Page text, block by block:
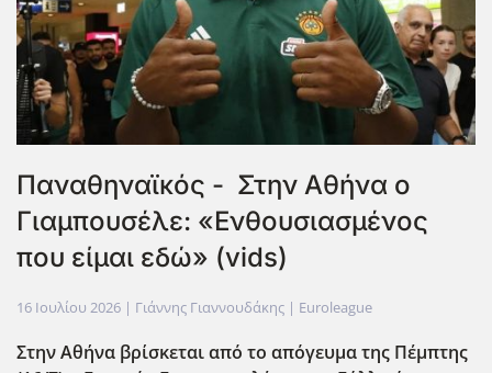
Παναθηναϊκός - Στην Αθήνα ο
Γιαμπουσέλε: «Ενθουσιασμένος
που είμαι εδώ» (vids)
16 Ιουλίου 2026 | Γιάννης Γιαννουδάκης | Euroleague
Στην Αθήνα βρίσκεται από το απόγευμα της Πέμπτης